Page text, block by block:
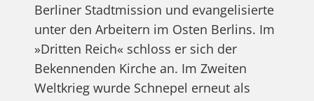
Berliner Stadtmission und evangelisierte
unter den Arbeitern im Osten Berlins. Im
»Dritten Reich« schloss er sich der
Bekennenden Kirche an. Im Zweiten
Weltkrieg wurde Schnepel erneut als